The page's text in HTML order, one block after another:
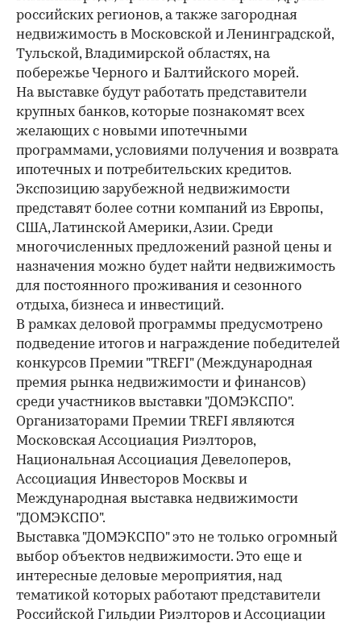
российских регионов, а также загородная
недвижимость в Московской и Ленинградской,
Тульской, Владимирской областях, на
побережье Черного и Балтийского морей.
На выставке будут работать представители
крупных банков, которые познакомят всех
желающих с новыми ипотечными
программами, условиями получения и возврата
ипотечных и потребительских кредитов.
Экспозицию зарубежной недвижимости
представят более сотни компаний из Европы,
США, Латинской Америки, Азии. Среди
многочисленных предложений разной цены и
назначения можно будет найти недвижимость
для постоянного проживания и сезонного
отдыха, бизнеса и инвестиций.
В рамках деловой программы предусмотрено
подведение итогов и награждение победителей
конкурсов Премии "TREFI" (Международная
премия рынка недвижимости и финансов)
среди участников выставки "ДОМЭКСПО".
Организаторами Премии TREFI являются
Московская Ассоциация Риэлторов,
Национальная Ассоциация Девелоперов,
Ассоциация Инвесторов Москвы и
Международная выставка недвижимости
"ДОМЭКСПО".
Выставка "ДОМЭКСПО" это не только огромный
выбор объектов недвижимости. Это еще и
интересные деловые мероприятия, над
тематикой которых работают представители
Российской Гильдии Риэлторов и Ассоциации